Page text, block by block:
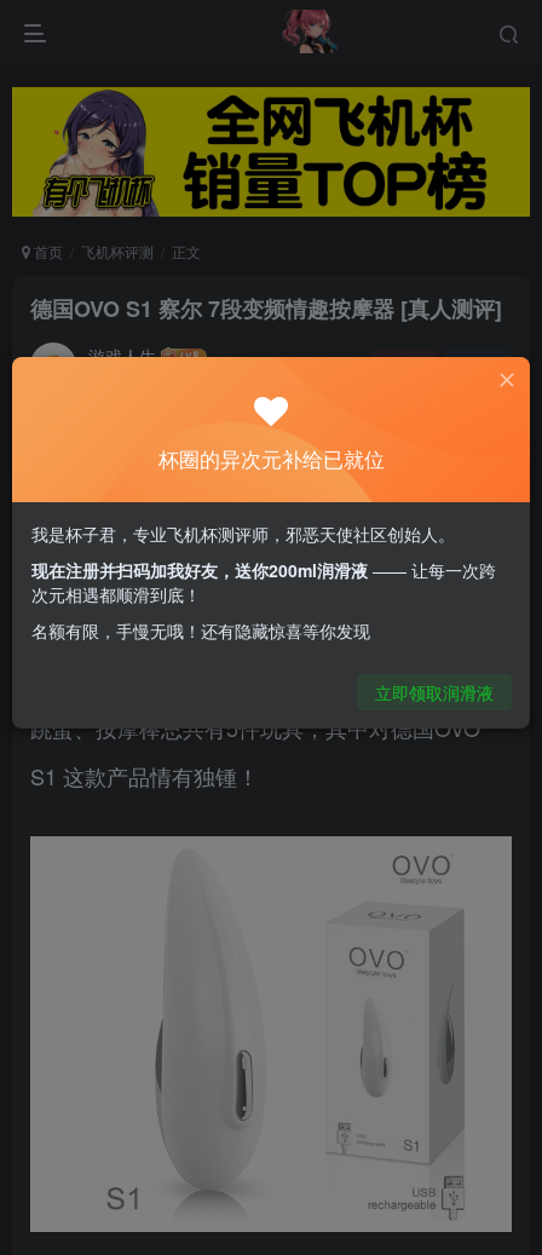
首页 飞机杯评测 正文
德国OVO S1 察尔 7段变频情趣按摩器 [真人测评]
游戏人生
我是一个有事业的高冷女性，生活态度霸道强硬，
一般异性都不敢接近我，更别说追求我。
因此，我缺爱，同时身体渴望性高潮。一直以来都
是依靠情趣用品满足自己。
跳蛋、按摩棒总共有5件玩具，其中对德国OVO
S1 这款产品情有独锺！
杯圈的异次元补给已就位
我是杯子君，专业飞机杯测评师，邪恶天使社区创始人。
现在注册并扫码加我好友，送你200ml润滑液 —— 让每一次跨
次元相遇都顺滑到底！
名额有限，手慢无哦！还有隐藏惊喜等你发现
立即领取润滑液